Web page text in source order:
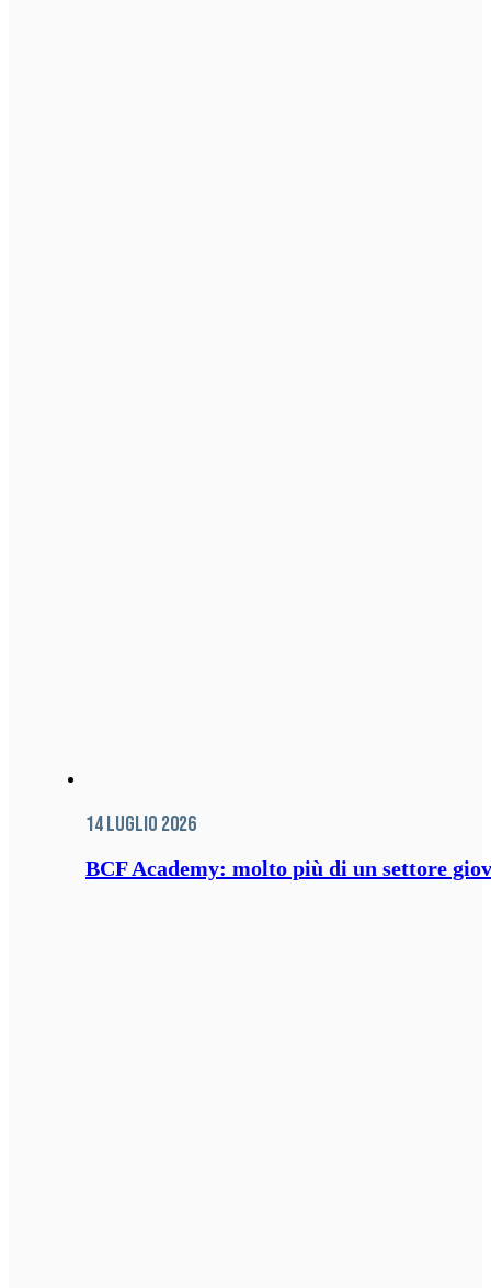
14 Luglio 2026
BCF Academy: molto più di un settore